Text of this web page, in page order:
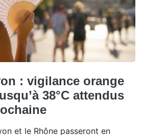
: vigilance orange
38°C attendus
et le Rhône passeront en